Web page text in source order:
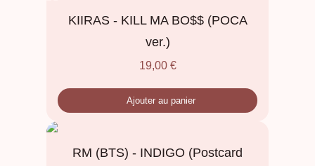
KIIRAS - KILL MA BO$$ (POCA
ver.)
19,00 €
Ajouter au panier
RM (BTS) - INDIGO (Postcard